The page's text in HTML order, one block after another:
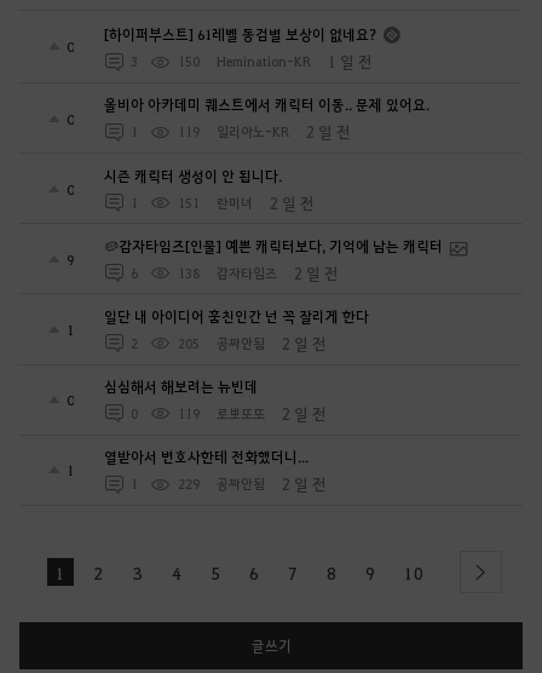
0
[하이퍼부스트] 61레벨 동검별 보상이 없네요?
3 150 Hemination-KR 1 일 전
0
올비아 아카데미 퀘스트에서 캐릭터 이동.. 문제 있어요.
1 119 일리아노-KR 2 일 전
0
시즌 캐릭터 생성이 안 됩니다.
1 151 란미녀 2 일 전
9
🥔감자타임즈[인물] 예쁜 캐릭터보다, 기억에 남는 캐릭터
6 138 감자타임즈 2 일 전
1
일단 내 아이디어 훔친인간 넌 꼭 잘리게 한다
2 205 공짜안됨 2 일 전
0
심심해서 해보려는 뉴빈데
0 119 로뽀또또 2 일 전
1
열받아서 변호사한테 전화했더니...
1 229 공짜안됨 2 일 전
1 2 3 4 5 6 7 8 9 10 next
글쓰기